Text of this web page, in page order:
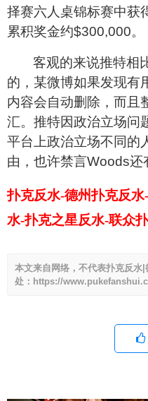
择赛六人桌锦标赛中获
累积奖金约$300,000。
客观的来说推特相
的，某微博如果发现有
内容会自动删除，而且
汇。推特因政治立场问
平台上政治立场不同的
由，也许禁言Woods还
扑克反水-德州扑克反
水-扑克之星反水-联众
本文来自网络，不代表扑克反水
处：https://